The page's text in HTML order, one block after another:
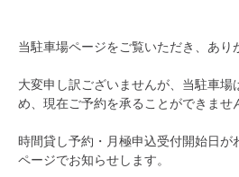
月
月
当駐車場ページをご覧いただき、あり
大変申し訳ございませんが、当駐車場
め、現在ご予約を承ることができませ
時間貸し予約・月極申込受付開始日が
ページでお知らせします。